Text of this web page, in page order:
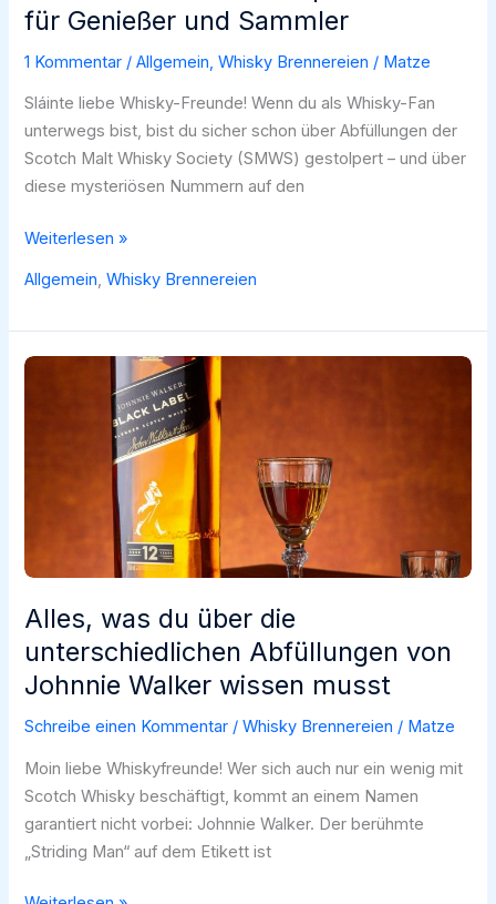
für Genießer und Sammler
1 Kommentar /Allgemein,Whisky Brennereien / Matze
Sláinte liebe Whisky-Freunde! Wenn du als Whisky-Fan
unterwegs bist, bist du sicher schon über Abfüllungen der
Scotch Malt Whisky Society (SMWS) gestolpert – und über
diese mysteriösen Nummern auf den
SMWS
Der
Weiterlesen »
Allgemein,Whisky Brennereien
Alles, was du über die
unterschiedlichen Abfüllungen von
Johnnie Walker wissen musst
Schreibe einen Kommentar /Whisky Brennereien / Matze
Moin liebe Whiskyfreunde! Wer sich auch nur ein wenig mit
Scotch Whisky beschäftigt, kommt an einem Namen
garantiert nicht vorbei: Johnnie Walker. Der berühmte
„Striding Man“ auf dem Etikett ist